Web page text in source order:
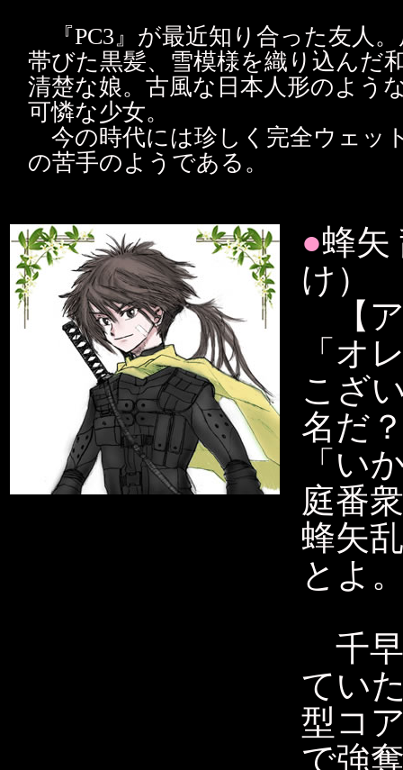
『PC3』が最近知り合った友人
帯びた黒髪、雪模様を織り込んだ
清楚な娘。古風な日本人形のよう
可憐な少女。
今の時代には珍しく完全ウェッ
の苦手のようである。
●蜂
け）
【ア
「オ
こざ
名だ
「い
庭番
蜂矢
とよ
千早
てい
型コ
で強